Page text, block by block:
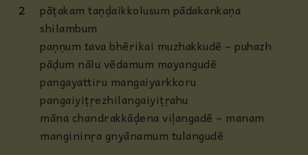
2
pāṭakam taṇḍaikkolusum pādakankaṇa
shilambum
paṇṇum tava bhērikai muzhakkudē – puhazh
pāḍum nālu vēdamum mayangudē
pangayattiru mangaiyarkkoru
pangaiyiṭṛezhilangaiyiṭṛahu
māna chandrakkāḍena viḷangadē – manam
mangininṛa gnyānamum tulangudē